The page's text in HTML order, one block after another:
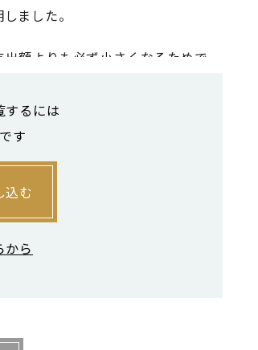
ました。
額よりも必ず小さくなるためで
されます。住民税は一律10％で
で税金を払うことになります。
出ていっているのです。つまり、
残す」という意味での「本当の節
するには
す
込む
から